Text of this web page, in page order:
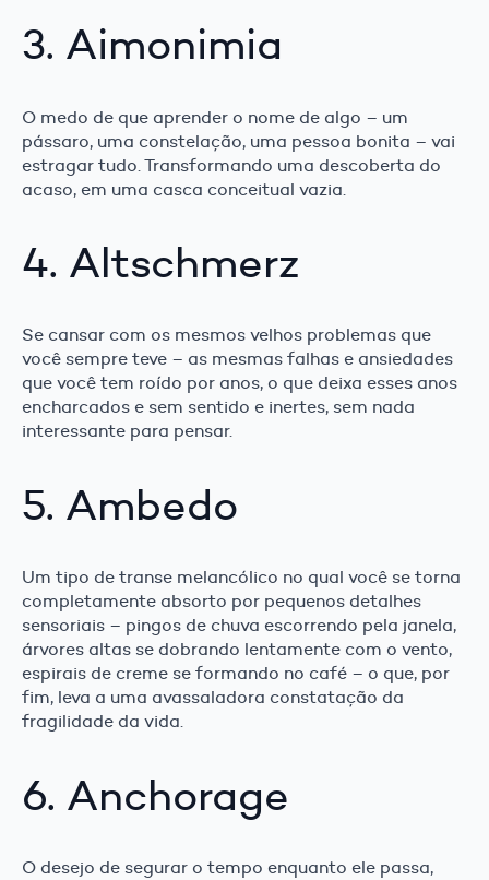
3. Aimonimia
O medo de que aprender o nome de algo – um
pássaro, uma constelação, uma pessoa bonita – vai
estragar tudo. Transformando uma descoberta do
acaso, em uma casca conceitual vazia.
4. Altschmerz
Se cansar com os mesmos velhos problemas que
você sempre teve – as mesmas falhas e ansiedades
que você tem roído por anos, o que deixa esses anos
encharcados e sem sentido e inertes, sem nada
interessante para pensar.
5. Ambedo
Um tipo de transe melancólico no qual você se torna
completamente absorto por pequenos detalhes
sensoriais – pingos de chuva escorrendo pela janela,
árvores altas se dobrando lentamente com o vento,
espirais de creme se formando no café – o que, por
fim, leva a uma avassaladora constatação da
fragilidade da vida.
6. Anchorage
O desejo de segurar o tempo enquanto ele passa,